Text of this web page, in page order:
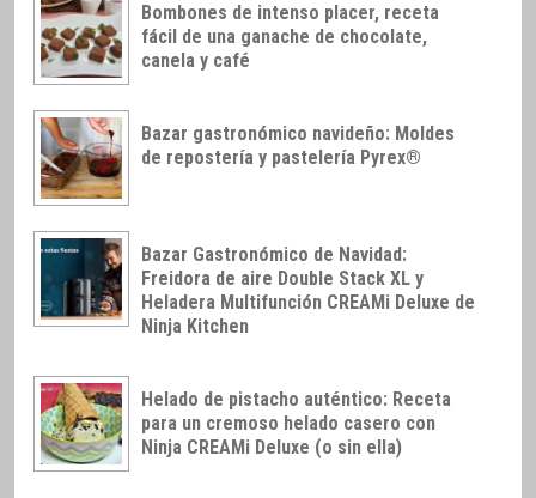
Bombones de intenso placer, receta
fácil de una ganache de chocolate,
canela y café
Bazar gastronómico navideño: Moldes
de repostería y pastelería Pyrex®
Bazar Gastronómico de Navidad:
Freidora de aire Double Stack XL y
Heladera Multifunción CREAMi Deluxe de
Ninja Kitchen
Helado de pistacho auténtico: Receta
para un cremoso helado casero con
Ninja CREAMi Deluxe (o sin ella)